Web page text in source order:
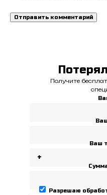
Получите
Ваш
Разрешаю